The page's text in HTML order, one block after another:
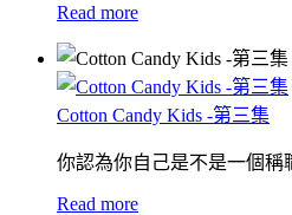
Read more
Cotton Candy Kids -第三集
你認為你自己是不是一個稱
Read more